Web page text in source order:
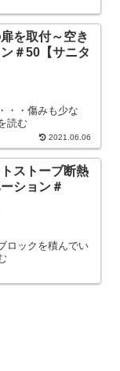
を取付～空き
＃50【サニタ
・・傷みも少な
読む
2021.06.06
ストーブ断熱
ション＃
ロックを積んでい